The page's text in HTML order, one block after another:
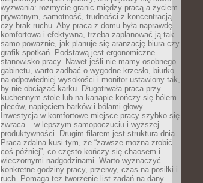
wyzwania: rozmycie granic między pracą a życiem
prywatnym, samotność, trudności z koncentracją
czy brak ruchu. Aby praca z domu była naprawdę
komfortowa i efektywna, trzeba zaplanować ją tak
samo poważnie, jak planuje się aranżację biura czy
grafik spotkań. Podstawą jest ergonomiczne
stanowisko pracy. Nawet jeśli nie mamy osobnego
gabinetu, warto zadbać o wygodne krzesło, biurko
na odpowiedniej wysokości i monitor ustawiony tak,
by nie obciążać karku. Długotrwała praca przy
kuchennym stole lub na kanapie kończy się bólem
pleców, napięciem barków i bólami głowy.
Inwestycja w komfortowe miejsce pracy szybko się
zwraca – w lepszym samopoczuciu i wyższej
produktywności. Drugim filarem jest struktura dnia.
Praca zdalna kusi tym, że “zawsze można zrobić
coś później”, co często kończy się chaosem i
wieczornymi nadgodzinami. Warto wyznaczyć
konkretne godziny pracy, przerwy, czas na posiłki i
ruch. Pomaga też tworzenie list zadań na dany